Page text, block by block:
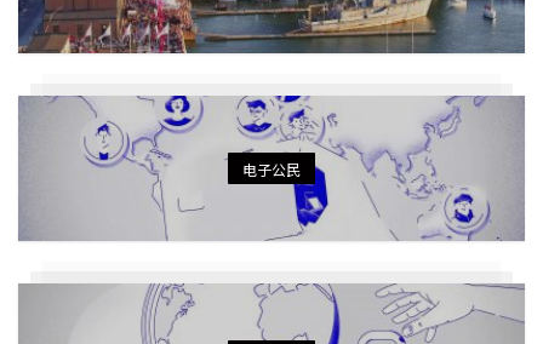
电子公民